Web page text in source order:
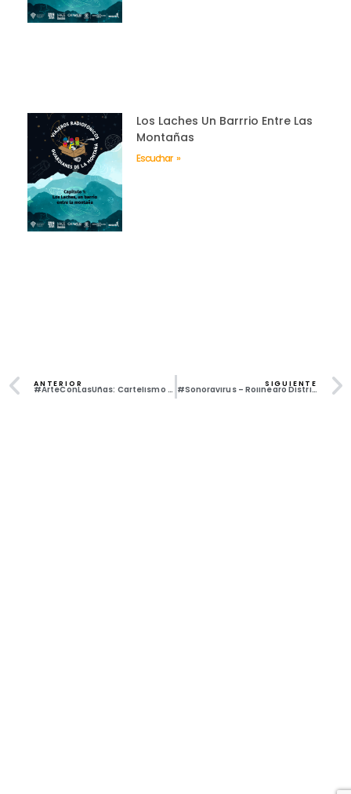
Los Laches Un Barrrio Entre Las
Montañas
Escuchar »
ANTERIOR #ArteConLasUñas: Cartelismo – Nefazta y Rapiña SIGUIENTE#Sonoravirus – Rojinegro Distribuidora Libertaria